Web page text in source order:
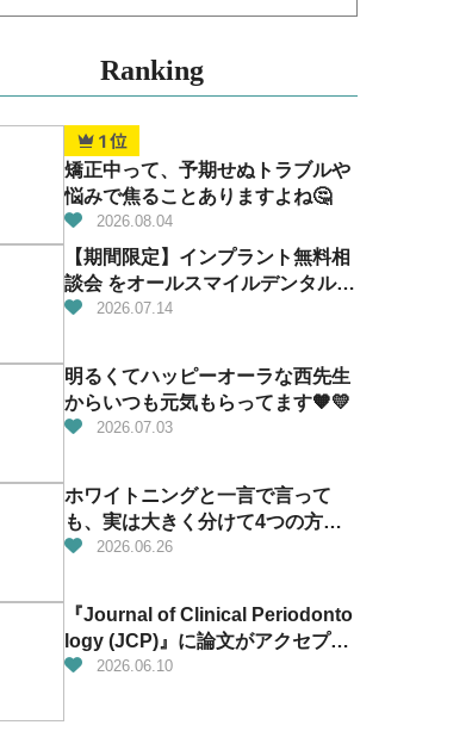
Ranking
矯正中って、予期せぬトラブルや
悩みで焦ることありますよね🤔
2026.08.04
【期間限定】インプラント無料相
談会 をオールスマイルデンタルで
開催！2026.07.14
明るくてハッピーオーラな西先生
からいつも元気もらってます🧡💛
2026.07.03
ホワイトニングと一言で言って
も、実は大きく分けて4つの方法
があります！
2026.06.26
『Journal of Clinical Periodonto
logy (JCP)』に論文がアクセプト
されました！！！👏✨
2026.06.10